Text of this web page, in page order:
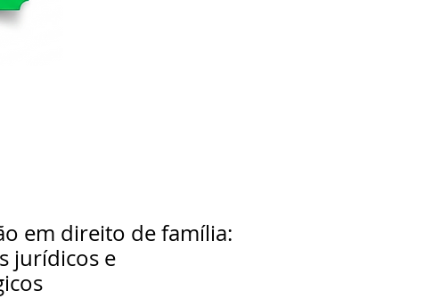
em direito de família:
jurídicos e